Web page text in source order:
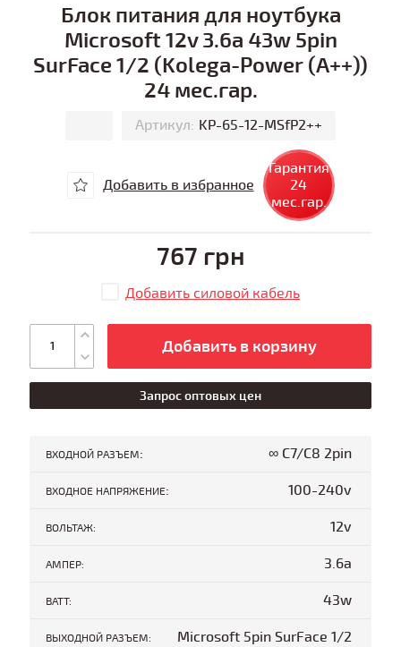
Блок питания для ноутбука
Microsoft 12v 3.6a 43w 5pin
SurFace 1/2 (Kolega-Power (A++))
24 мес.гар.
Артикул: KP-65-12-MSfP2++
Добавить в избранное
Гарантия
24
мес.гар.
767 грн
Добавить силовой кабель
Добавить в корзину
Запрос оптовых цен
ВХОДНОЙ РАЗЪЕМ: ∞ C7/C8 2pin
ВХОДНОЕ НАПРЯЖЕНИЕ: 100-240v
ВОЛЬТАЖ: 12v
АМПЕР: 3.6a
ВАТТ: 43w
ВЫХОДНОЙ РАЗЪЕМ: Microsoft 5pin SurFace 1/2